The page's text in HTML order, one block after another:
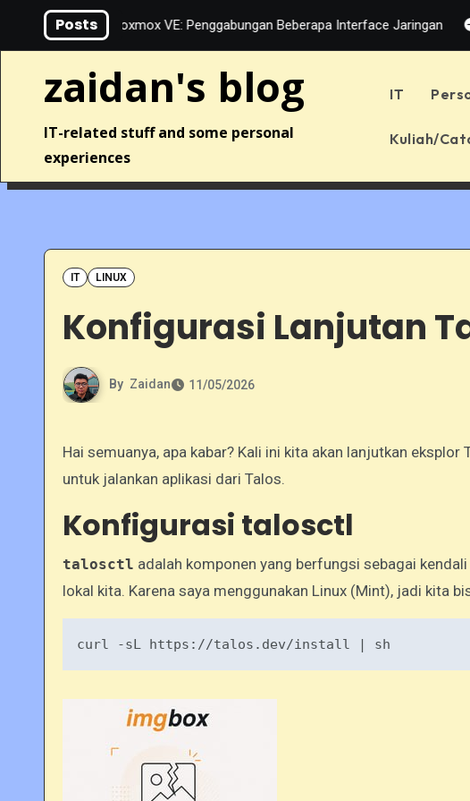
Posts
LACP di Proxmox VE: Penggabungan Beberapa Interface Jaringan Fitur
zaidan's blog
IT-related stuff and some personal
experiences
IT
Kuliah/
IT LINUX
Konfigurasi Lanjutan
By Zaidan 11/05/2026
Hai semuanya, apa kabar? Kali ini kita akan lanjutkan
untuk jalankan aplikasi dari Talos.
Konfigurasi talosctl
talosctl adalah komponen yang berfungsi sebagai
lokal kita. Karena saya menggunakan Linux (Mint), jadi kita
curl -sL https: //talos.dev/install | sh